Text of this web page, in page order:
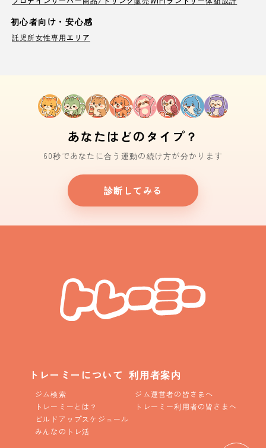
初心者向け・安心感
託児所女性専用エリア
あなたはどのタイプ？
60秒であなたに合う運動の続け方が分かります
診断してみる
トレーミーについて
ジム検索
トレーミーとは？
ビルドアップスケジュール
みんなのトレ活
利用者案内
ジム運営者の皆さまへ
トレーミー利用者の皆さまへ